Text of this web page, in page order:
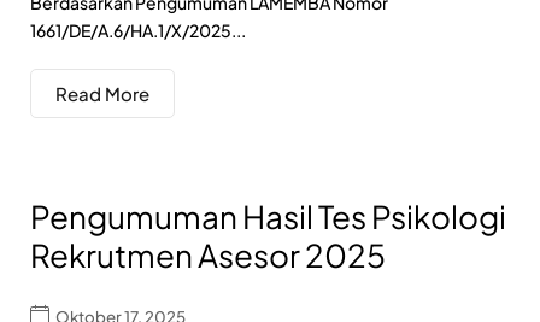
1661/DE/A.6/HA.1/X/2025...
Read More
Pengumuman Hasil Tes Psikologi
Rekrutmen Asesor 2025
Oktober 17, 2025